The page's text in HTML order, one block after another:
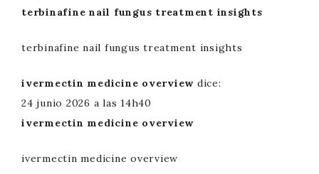
terbinafine nail fungus treatment insights
terbinafine nail fungus treatment insights
ivermectin medicine overview dice:
24 junio 2026 a las 14h40
ivermectin medicine overview
ivermectin medicine overview